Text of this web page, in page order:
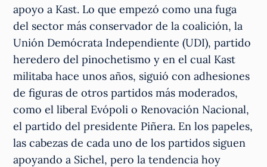
apoyo a Kast. Lo que empezó como una fuga
del sector más conservador de la coalición, la
Unión Demócrata Independiente (UDI), partido
heredero del pinochetismo y en el cual Kast
militaba hace unos años, siguió con adhesiones
de figuras de otros partidos más moderados,
como el liberal Evópoli o Renovación Nacional,
el partido del presidente Piñera. En los papeles,
las cabezas de cada uno de los partidos siguen
apoyando a Sichel, pero la tendencia hoy